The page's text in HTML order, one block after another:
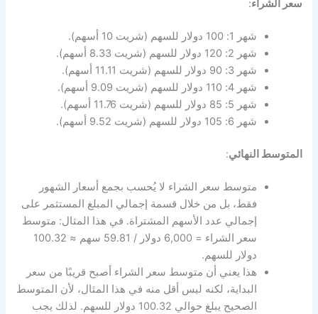
سعر الشراء:
شهر 1: 100 دولار للسهم (شريت 10 أسهم).
شهر 2: 120 دولار للسهم (شريت 8.33 أسهم).
شهر 3: 90 دولار للسهم (شريت 11.11 أسهم).
شهر 4: 110 دولار للسهم (شريت 9.09 أسهم).
شهر 5: 85 دولار للسهم (شريت 11.76 أسهم).
شهر 6: 105 دولار للسهم (شريت 9.52 أسهم).
المتوسط النهائي:
متوسط سعر الشراء لا يُحسب بجمع أسعار الشهور
فقط، بل من خلال قسمة إجمالي المبلغ المستثمر على
إجمالي عدد الأسهم المشتراة. في هذا المثال: متوسط
سعر الشراء = 6,000 دولار / 59.81 سهم ≈ 100.32
دولار للسهم.
هذا يعني أن متوسط سعر الشراء أصبح قريبًا من سعر
البداية، لكنه ليس أقل منه في هذا المثال، لأن المتوسط
الصحيح يبلغ حوالي 100.32 دولار للسهم. لذلك يجب